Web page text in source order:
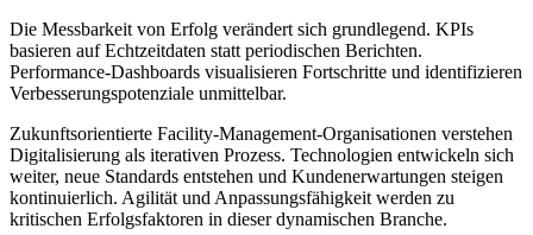
Die Messbarkeit von Erfolg verändert sich grundlegend. KPIs
basieren auf Echtzeitdaten statt periodischen Berichten.
Performance-Dashboards visualisieren Fortschritte und identifizieren
Verbesserungspotenziale unmittelbar.
Zukunftsorientierte Facility-Management-Organisationen verstehen
Digitalisierung als iterativen Prozess. Technologien entwickeln sich
weiter, neue Standards entstehen und Kundenerwartungen steigen
kontinuierlich. Agilität und Anpassungsfähigkeit werden zu
kritischen Erfolgsfaktoren in dieser dynamischen Branche.